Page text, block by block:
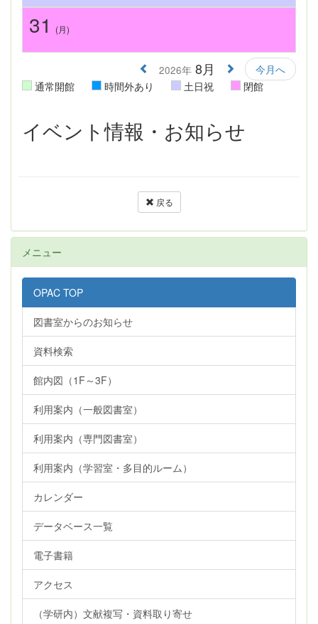
31 (月)
2026年 8月
今月へ
通常開館
時間外あり 土日祝 閉館
イベント情報・お知らせ
戻る
メニュー
OPAC TOP
図書室からのお知らせ
資料検索
館内図（1F～3F）
利用案内（一般図書室）
利用案内（専門図書室）
利用案内（学習室・多目的ルーム）
カレンダー
データベース一覧
電子書籍
アクセス
（学研内）文献複写・資料取り寄せ